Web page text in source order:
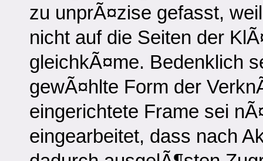
zu unprÃ¤zise gefasst,
nicht auf die Seiten der
gleichkÃ¤me. Bedenklich
gewÃ¤hlte Form der
eingerichtete Frame sei
eingearbeitet, dass nach